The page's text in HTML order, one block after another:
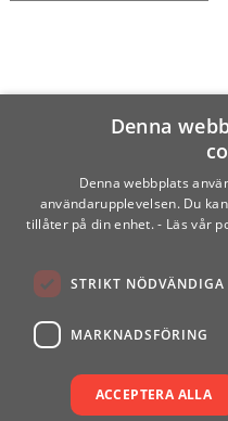
Denna
Denna webbplats
användarupplevelsen. Du
tillåter på din enhet. - Läs vår
STRIKT NÖDVÄNDIGA
MARKNADSFÖRING
ACCEPTERA ALLA